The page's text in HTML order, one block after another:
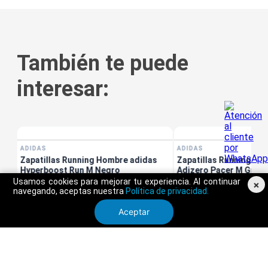
Usamos cookies para mejorar tu experiencia. Al continuar
navegando, aceptas nuestra Política de privacidad.
Aceptar
×
También te puede
interesar:
ADIDAS
Zapatillas Running
Adizero Pacer M Gris
S/349.90